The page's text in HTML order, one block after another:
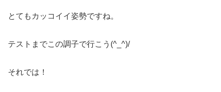
とてもカッコイイ姿勢ですね。
テストまでこの調子で行こう(^_^)/
それでは！